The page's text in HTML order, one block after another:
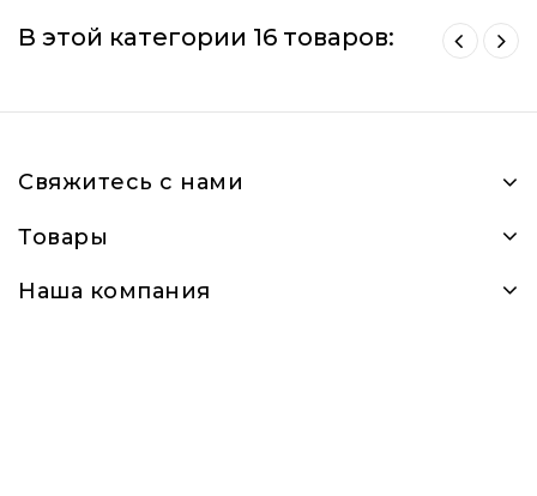
В этой категории 16 товаров:
Свяжитесь с нами
Товары
Наша компания